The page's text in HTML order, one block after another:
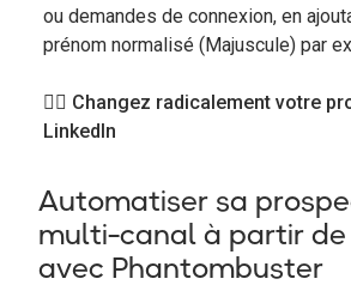
ou demandes de connexion, en
prénom normalisé (Majuscule) par
👉🏻 Changez radicalement votre
LinkedIn
Automatiser sa
multi-canal à partir de
avec Phantombuster